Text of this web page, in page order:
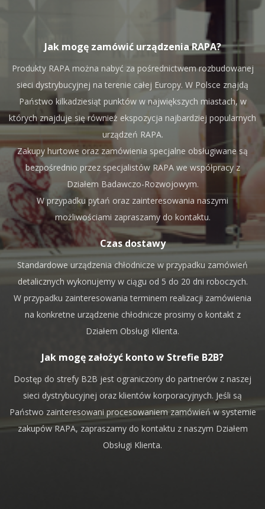
Jak mogę zamówić urządzenia RAPA?
Produkty RAPA można nabyć za pośrednictwem rozbudowanej
sieci dystrybucyjnej na terenie całej Europy. W Polsce znajdą
Państwo kilkadziesiąt punktów w największych miastach, w
których znajduje się również ekspozycja najbardziej popularnych
urządzeń RAPA.
Zakupy hurtowe oraz zamówienia specjalne obsługiwane są
bezpośrednio przez specjalistów RAPA we współpracy z
Działem Badawczo-Rozwojowym.
W przypadku pytań oraz zainteresowania naszymi
możliwościami zapraszamy do kontaktu.
Czas dostawy
Standardowe urządzenia chłodnicze w przypadku zamówień
detalicznych wykonujemy w ciągu od 5 do 20 dni roboczych.
W przypadku zainteresowania terminem realizacji zamówienia
na konkretne urządzenie chłodnicze prosimy o kontakt z
Działem Obsługi Klienta.
Jak mogę założyć konto w Strefie B2B?
Dostęp do strefy B2B jest ograniczony do partnerów z naszej
sieci dystrybucyjnej oraz klientów korporacyjnych. Jeśli są
Państwo zainteresowani procesowaniem zamówień w systemie
zakupów RAPA, zapraszamy do kontaktu z naszym Działem
Obsługi Klienta.